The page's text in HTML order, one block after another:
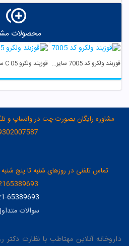
محصولات
قوزبند ولکرو کد 7005 سایز M پین مد
65389693
سوالات
داروخانه آنلاین مهتاطب با نظارت دکتر